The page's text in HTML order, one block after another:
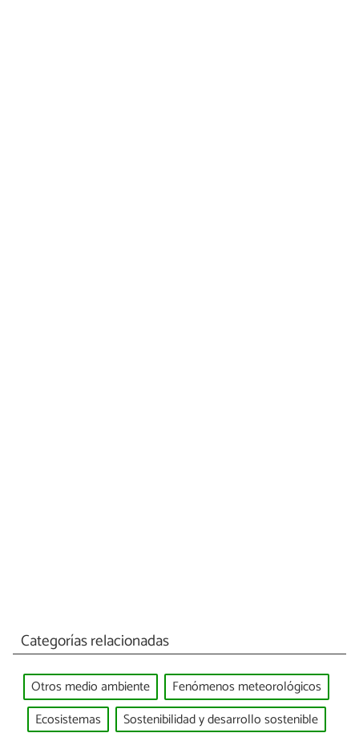
Categorías relacionadas
Otros medio ambiente
Fenómenos meteorológicos
Ecosistemas
Sostenibilidad y desarrollo sostenible